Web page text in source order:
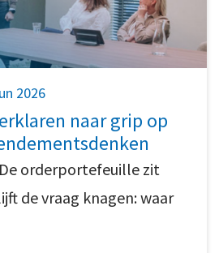
2026
naar grip op
orderportefeuille zit
de vraag knagen: waar